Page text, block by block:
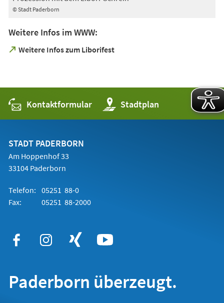
© Stadt Paderborn
Weitere Infos im WWW:
Weitere Infos zum Liborifest
(Öffnet
Tab)
Kontaktformular Stadtplan
(Öffnet
in
einem
STADT PADERBORN
Am Hoppenhof 33
33104 Paderborn
Telefon: 05251 88-0
Fax:
05251 88-2000
Paderborn überzeugt.